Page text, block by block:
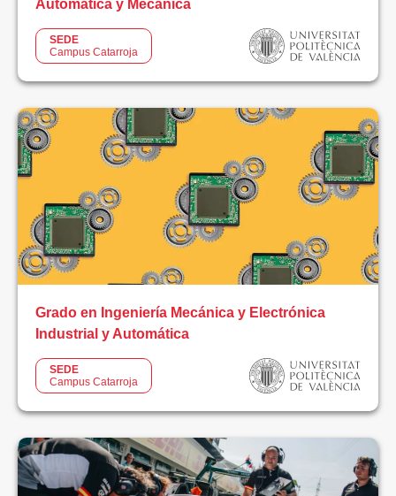
Videojuegos
MODALIDAD
Dual
Online
Presencial
Semipresencial
Campus
Catarroja
Campos
Racing
Automática y Mecánica
SEDE
Campus Catarroja
Grado en Ingeniería Mecánica y Electrónica
Industrial y Automática
SEDE
Campus Catarroja